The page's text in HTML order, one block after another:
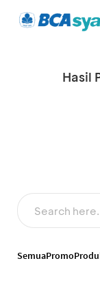
Hasil
SemuaPromo